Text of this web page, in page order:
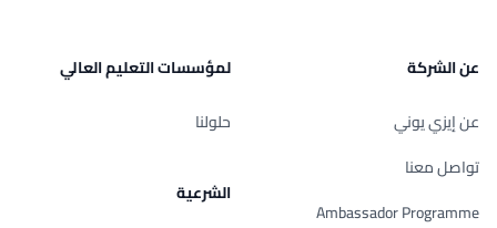
عن الشركة
عن إيزي يوني
تواصل معنا
Ambassador Programme
لمؤسسات التعليم العالي
حلولنا
الشرعية